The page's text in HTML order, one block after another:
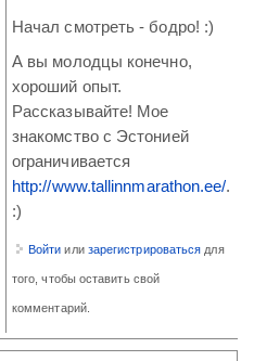
Начал смотреть - бодро! :)
А вы молодцы конечно,
хороший опыт.
Рассказывайте! Мое
знакомство с Эстонией
ограничивается
http://www.tallinnmarathon.ee/.
:)
Войти или зарегистрироваться для
того, чтобы оставить свой
комментарий.